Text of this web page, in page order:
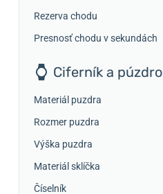
Rezerva chodu
Presnosť chodu v sekundách
Ciferník a púzdro
Materiál puzdra
Rozmer puzdra
Výška puzdra
Materiál sklíčka
Číselník